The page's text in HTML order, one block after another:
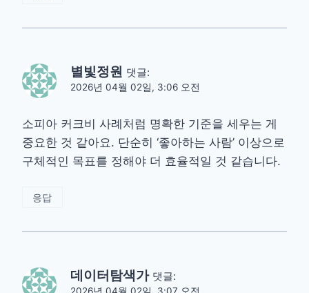
별빛정원 댓글:
2026년 04월 02일, 3:06 오전
소피아 커크비 사례처럼 명확한 기준을 세우는 게
중요한 것 같아요. 단순히 ‘좋아하는 사람’ 이상으로
구체적인 목표를 정해야 더 효율적일 것 같습니다.
응답
데이터탐색가 댓글: